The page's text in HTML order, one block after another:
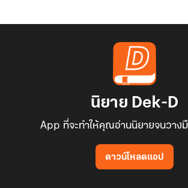
นิยาย Dek-D
App ที่จะทำให้คุณอ่านนิยายจนวาง
ดาวน์โหลดแอป